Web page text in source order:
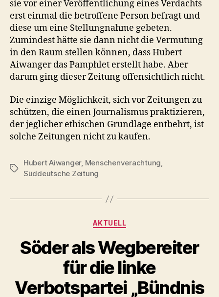
sie vor einer Veröffentlichung eines Verdachts
erst einmal die betroffene Person befragt und
diese um eine Stellungnahme gebeten.
Zumindest hätte sie dann nicht die Vermutung
in den Raum stellen können, dass Hubert
Aiwanger das Pamphlet erstellt habe. Aber
darum ging dieser Zeitung offensichtlich nicht.
Die einzige Möglichkeit, sich vor Zeitungen zu
schützen, die einen Journalismus praktizieren,
der jeglicher ethischen Grundlage entbehrt, ist
solche Zeitungen nicht zu kaufen.
Schlagwörter
Hubert Aiwanger, Menschenverachtung,
Süddeutsche Zeitung
Kategorien
AKTUELL
Söder als Wegbereiter
für die linke
Verbotspartei „Bündnis